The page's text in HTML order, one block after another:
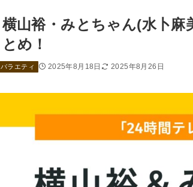
横山裕・みとちゃん(水卜麻
とめ！
バラエティ 2025年8月18日 2025年8月26日